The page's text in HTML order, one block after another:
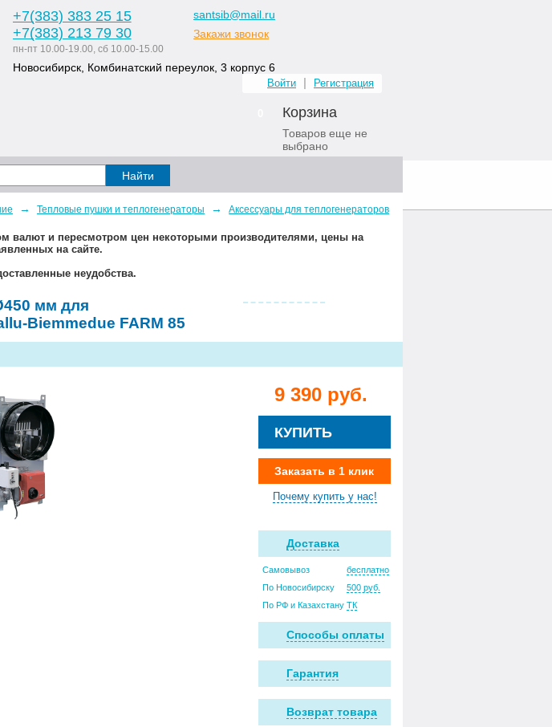
+7(383) 383 25 15
+7(383) 213 79 30
пн-пт 10.00-19.00, сб 10.00-15.00
santsib@mail.ru
Закажи звонок
Новосибирск, Комбинатский переулок, 3 корпус 6
Войти Регистрация
Корзина
Товаров еще не
выбрано
Статьи Дизайн ванных комнат
→ Тепловые пушки и теплогенераторы → Аксессуары для теплогенераторов
валют и пересмотром цен некоторыми производителями, цены на
на сайте.
неудобства.
мм для
Biemmedue FARM 85
9 390 руб.
КУПИТЬ
Заказать в 1 клик
Почему купить у нас!
Доставка
Самовывоз
бесплатно
По Новосибирску
500 руб.
По РФ и Казахстану ТК
Способы оплаты
Гарантия
Возврат товара